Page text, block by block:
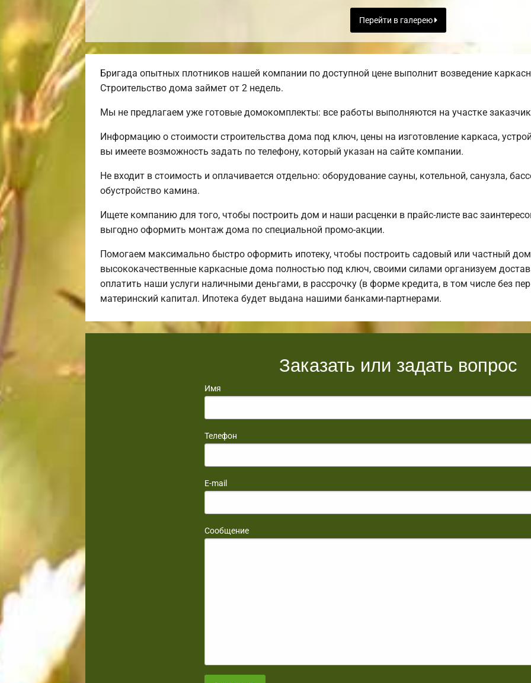
Перейти в галерею
Бригада опытных плотников нашей компании по доступной цене выполнит возведение
Строительство дома займет от 2 недель.
Мы не предлагаем уже готовые домокомплекты: все работы выполняются на участке
Информацию о стоимости строительства дома под ключ, цены на изготовление каркаса,
вы имеете возможность задать по телефону, который указан на сайте компании.
Не входит в стоимость и оплачивается отдельно: оборудование сауны, котельной, санузла,
обустройство камина.
Ищете компанию для того, чтобы построить дом и наши расценки в прайс-листе вас
выгодно оформить монтаж дома по специальной промо-акции.
Помогаем максимально быстро оформить ипотеку, чтобы построить садовый или частный
высококачественные каркасные дома полностью под ключ, своими силами организуем
оплатить наши услуги наличными деньгами, в рассрочку (в форме кредита, в том числе без
материнский капитал. Ипотека будет выдана нашими банками-партнерами.
Заказать или задать вопрос
Имя
Телефон
E-mail
Сообщение